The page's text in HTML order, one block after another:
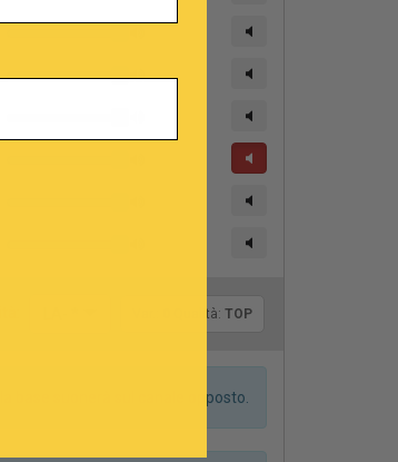
Qualità: TOP
base suonerà sul canale opposto.